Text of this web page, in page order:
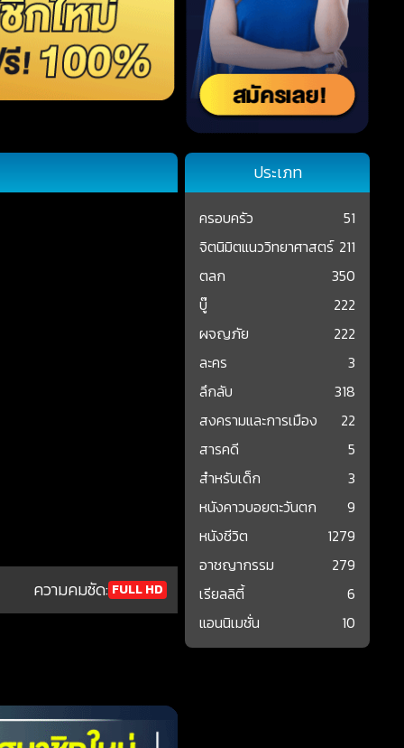
ความคมชัด: FULL HD
ประเภท
ครอบครัว
51
จิตนิมิตแนววิทยาศาสตร์ 211
ตลก
350
บู๊
222
ผจญภัย
222
ละคร
3
ลึกลับ
318
สงครามและการเมือง
22
สารคดี
5
สำหรับเด็ก
3
หนังคาวบอยตะวันตก
9
หนังชีวิต
1279
อาชญากรรม
279
เรียลลิตี้
6
แอนนิเมชั่น
10